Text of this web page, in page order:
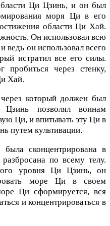
Ци Цзинь, и он был
моря Ци в его
области Ци Хай.
Он использовал всю
ведь он использовал всего
истратил все его силы.
через стенку,
Хай.
который должен был
позволял воинам
Ци, и впитывать эту Ци в
путем культивации.
сконцентрирована в
по всему телу.
уровня Ци Цзинь, он
море Ци в своем
Ци сформируется, вся
и концентрироваться в